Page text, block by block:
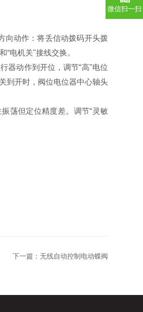
向动作：将丢信动拨码开头拨
电机关"接线交换。
器动作到开位，调节“高"电位
到开时，阀位电位器中心轴头
荡但定位精度差。调节“灵敏
下一篇： 无线自动控制电动蝶阀
微信扫一扫